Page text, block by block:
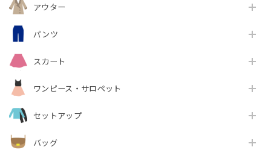
アウター
パンツ
スカート
ワンピース・サロペット
セットアップ
バッグ